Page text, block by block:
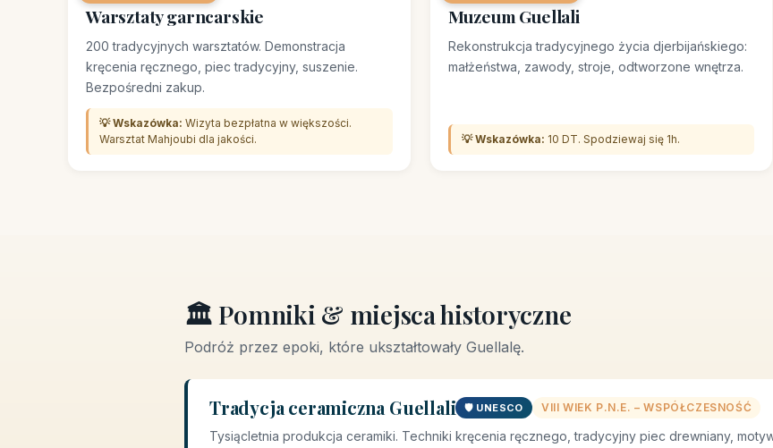
Warsztaty garncarskie
200 tradycyjnych warsztatów. Demonstracja
kręcenia ręcznego, piec tradycyjny, suszenie.
Bezpośredni zakup.
💡 Wskazówka: Wizyta bezpłatna w większości.
Warsztat Mahjoubi dla jakości.
Muzeum Guellali
Rekonstrukcja tradycyjnego życia djerbijańskiego:
małżeństwa, zawody, stroje, odtworzone wnętrza.
💡 Wskazówka: 10 DT. Spodziewaj się 1h.
🏛️ Pomniki & miejsca historyczne
Podróż przez epoki, które ukształtowały Guellalę.
Tradycja ceramiczna Guellali 🛡️ UNESCO VIII WIEK P.N.E. – WSPÓŁCZESNOŚĆ
Tysiącletnia produkcja ceramiki. Techniki kręcenia ręcznego, tradycyjny piec drewniany,